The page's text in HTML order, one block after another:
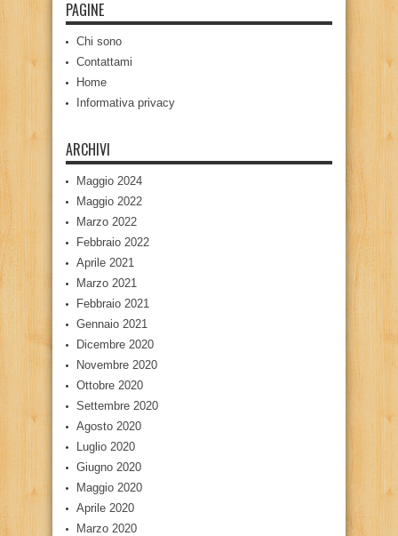
PAGINE
Chi sono
Contattami
Home
Informativa privacy
ARCHIVI
Maggio 2024
Maggio 2022
Marzo 2022
Febbraio 2022
Aprile 2021
Marzo 2021
Febbraio 2021
Gennaio 2021
Dicembre 2020
Novembre 2020
Ottobre 2020
Settembre 2020
Agosto 2020
Luglio 2020
Giugno 2020
Maggio 2020
Aprile 2020
Marzo 2020